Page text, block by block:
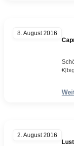
8. August 2016
2. August 2016